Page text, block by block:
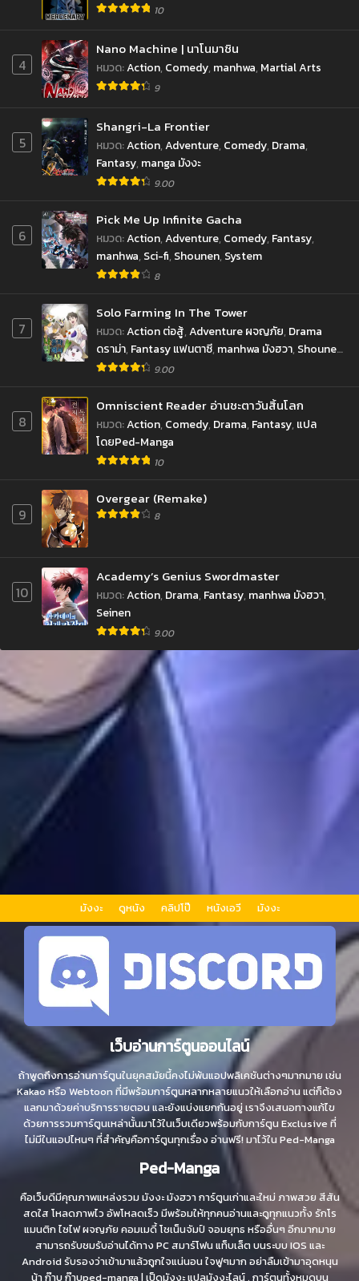
10
4
Nano Machine | นาโนมาชิน
หมวด:Action, Comedy, manhwa, Martial Arts
9
5
Shangri-La Frontier
หมวด:Action,Adventure, Comedy, Drama,
Fantasy, manga มังงะ
9.00
6
Pick Me Up Infinite Gacha
หมวด:Action,Adventure, Comedy, Fantasy,
manhwa, Sci-fi, Shounen, System
8
7
Solo Farming In The Tower
หมวด:Action ต่อสู้,Adventure ผจญภัย, Drama
ดราม่า, Fantasy แฟนตาซี, manhwa มังฮวา, Shounen
โชเน็น
9.00
8
Omniscient Reader อ่านชะตาวันสิ้นโลก
หมวด:Action, Comedy, Drama, Fantasy, แปล
โดยPed-Manga
10
9
Overgear (Remake)
8
10
Academy’s Genius Swordmaster
หมวด:Action, Drama, Fantasy, manhwa มังฮวา,
Seinen
9.00
มังงะ ดูหนัง คลิปโป๊ หนังเอวี มังงะ
เว็บอ่านการ์ตูนออนไลน์
ถ้าพูดถึงการอ่านการ์ตูนในยุคสมัยนี้คงไม่พ้นแอปพลิเคชันต่างๆมากมาย เช่น
Kakao หรือ Webtoon ที่มีพร้อมการ์ตูนหลากหลายแนวให้เลือกอ่าน แต่ก็ต้อง
แลกมาด้วยค่าบริการรายตอน และยังแบ่งแยกกันอยู่ เราจึงเสนอทางแก้ไข
ด้วยการรวมการ์ตูนเหล่านั้นมาไว้ในเว็บเดียวพร้อมกับการ์ตูน Exclusive ที่
ไม่มีในแอปไหนๆ ที่สำคัญคือการ์ตูนทุกเรื่อง อ่านฟรี! มาไว้ใน Ped-Manga
Ped-Manga
คือเว็บดีมีคุณภาพแหล่งรวม มังงะ มังฮวา การ์ตูนเก่าและใหม่ ภาพสวย สีสัน
สดใส โหลดภาพไว อัพโหลดเร็ว มีพร้อมให้ทุกคนอ่านและดูทุกแนวทั้ง รักโร
แมนติก ไซไฟ ผจญภัย คอมเมดี้ โชเน็นจัมป์ จอมยุทธ หรืออื่นๆ อีกมากมาย
สามารถรับชมรับอ่านได้ทาง PC สมาร์โฟน แท็บเล็ต บนระบบ IOS และ
Android รับรองว่าเข้ามาแล้วถูกใจแน่นอน ใจฟูๆมาก อย่าลืมเข้ามาอุดหนุน
น้า ก๊าบ ก๊าบped-manga | เป็ดมังงะ แปลมังงะไลน์ , การ์ตูนทั้งหมดบน